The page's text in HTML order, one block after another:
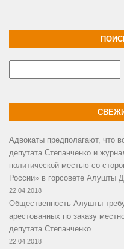
Адвокаты предполагают, что
депутата Степанченко и
политической местью со
России» в горсовете Алушты
22.04.2018
Общественность Алушты
арестованных по заказу
депутата Степанченко
22.04.2018